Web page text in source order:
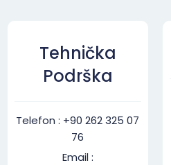
Tehnička
Podrška
Telefon : +90 262 325 07
76
Email :